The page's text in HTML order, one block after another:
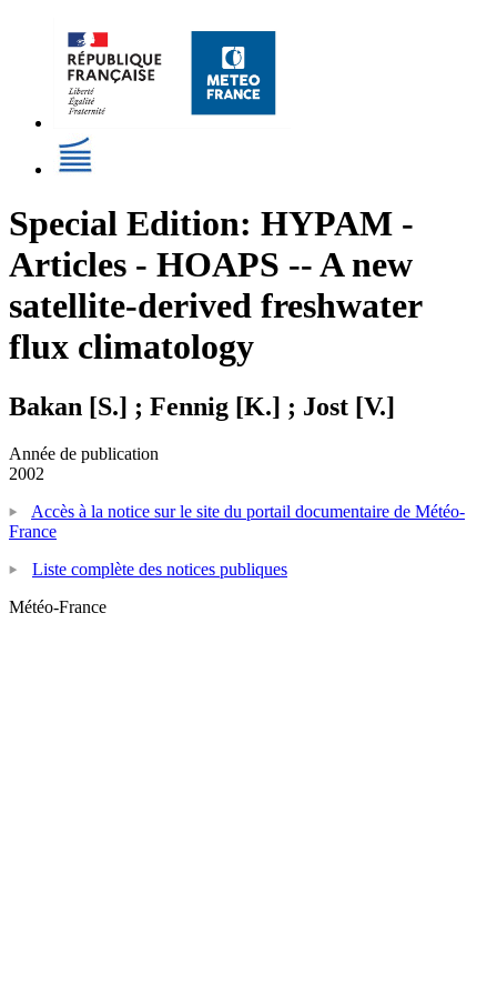
Special Edition: HYPAM -
Articles - HOAPS -- A new
satellite-derived freshwater
flux climatology
Bakan [S.] ; Fennig [K.] ; Jost [V.]
Année de publication
2002
Accès à la notice sur le site du portail documentaire de Météo-
France
Liste complète des notices publiques
Météo-France